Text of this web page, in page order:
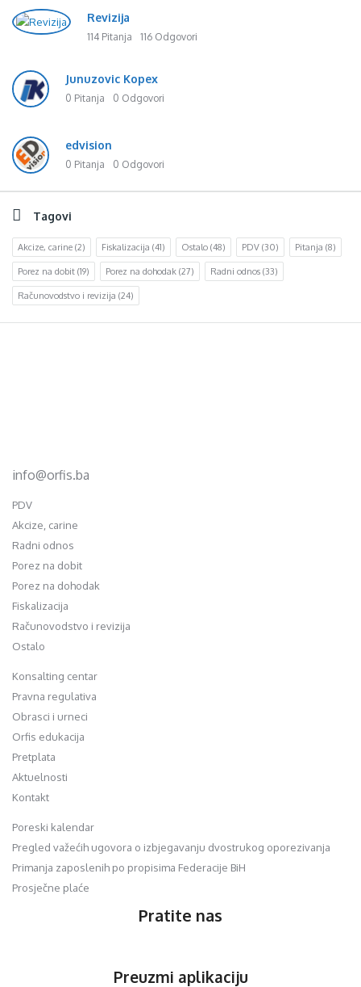
Revizija
114 Pitanja 116 Odgovori
Junuzovic Kopex
0 Pitanja 0 Odgovori
edvision
0 Pitanja 0 Odgovori
Tagovi
Akcize, carine (2) Fiskalizacija (41) Ostalo (48) PDV (30) Pitanja (8)
Porez na dobit (19) Porez na dohodak (27) Radni odnos (33)
Računovodstvo i revizija (24)
info@orfis.ba
PDV
Akcize, carine
Radni odnos
Porez na dobit
Porez na dohodak
Fiskalizacija
Računovodstvo i revizija
Ostalo
Konsalting centar
Pravna regulativa
Obrasci i urneci
Orfis edukacija
Pretplata
Aktuelnosti
Kontakt
Poreski kalendar
Pregled važećih ugovora o izbjegavanju dvostrukog oporezivanja
Primanja zaposlenih po propisima Federacije BiH
Prosječne plaće
Pratite nas
Preuzmi aplikaciju